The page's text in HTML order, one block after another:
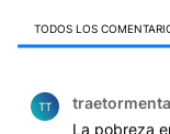
TODOS LOS
TT
La pobreza